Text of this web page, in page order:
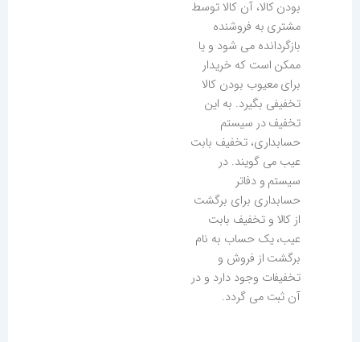
بودن کالا، آن کالا توسط
مشتری به فروشنده
بازگردانده می شود و یا
ممکن است که خریدار
برای معیوب بودن کالا
تخفیفی بگیرد. به این
تخفیف در سیستم
حسابداری، تخفیف بابت
عیب می گویند. در
سیستم و دفاتر
حسابداری برای برگشت
از کالا و تخفیف بابت
عیب، یک حساب به نام
برگشت از فروش و
تخفیفات وجود دارد و در
آن ثبت می گردد.